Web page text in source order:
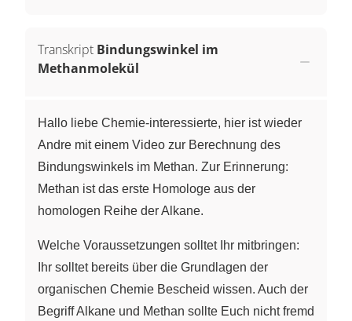
Transkript Bindungswinkel im
Methanmolekül
Hallo liebe Chemie-interessierte, hier ist wieder
Andre mit einem Video zur Berechnung des
Bindungswinkels im Methan. Zur Erinnerung:
Methan ist das erste Homologe aus der
homologen Reihe der Alkane.
Welche Voraussetzungen solltet Ihr mitbringen:
Ihr solltet bereits über die Grundlagen der
organischen Chemie Bescheid wissen. Auch der
Begriff Alkane und Methan sollte Euch nicht fremd